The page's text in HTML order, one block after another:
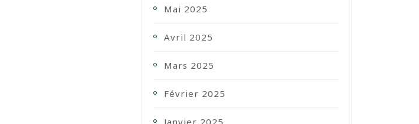
Mai 2025
Avril 2025
Mars 2025
Février 2025
Janvier 2025